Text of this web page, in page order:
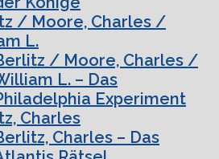
/ Moore, Charles /
L.
/ Moore, Charles /
L. – Das
Experiment
Charles
Charles – Das